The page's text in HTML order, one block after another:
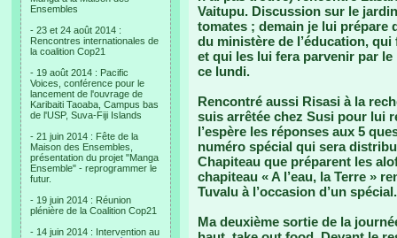
Ensembles
- 23 et 24 août 2014 :
Rencontres internationales de
la coalition Cop21
- 19 août 2014 : Pacific
Voices, conférence pour le
lancement de l'ouvrage de
Karibaiti Taoaba, Campus bas
de l'USP, Suva-Fiji Islands
- 21 juin 2014 : Fête de la
Maison des Ensembles,
présentation du projet "Manga
Ensemble" - reprogrammer le
futur.
- 19 juin 2014 : Réunion
plénière de la Coalition Cop21
- 14 juin 2014 : Intervention au
Vaitupu. Discussion sur le
tomates ; demain je lui prépare
du ministère de l’éducation,
et qui les lui fera parvenir par
ce lundi.
Rencontré aussi Risasi à la
suis arrêtée chez Susi pour lui
l’espère les réponses aux 5
numéro spécial qui sera
Chapiteau que préparent les
chapiteau « A l’eau, la Terre »
Tuvalu à l’occasion d’un
Ma deuxième sortie de la